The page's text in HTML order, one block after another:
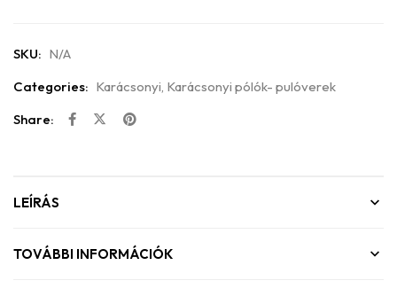
SKU: N/A
Categories: Karácsonyi Karácsonyi pólók- pulóverek
Share:
LEÍRÁS
TOVÁBBI INFORMÁCIÓK